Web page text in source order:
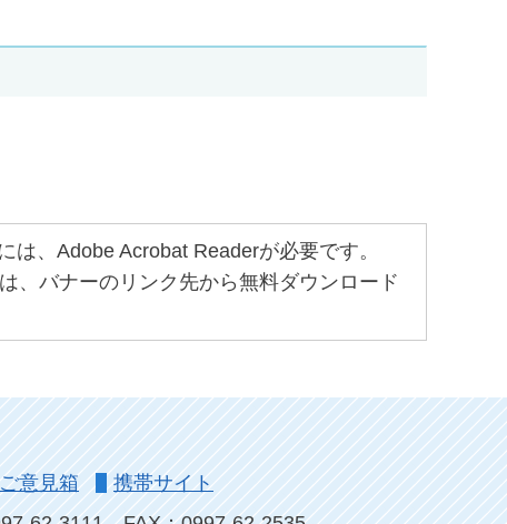
、Adobe Acrobat Readerが必要です。
、バナーのリンク先から無料ダウンロード
ご意見箱 携帯サイト